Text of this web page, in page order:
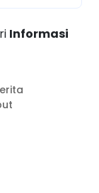
Informasi